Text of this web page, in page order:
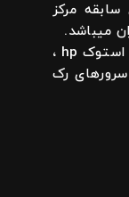
با بیش از 10 سال سابقه مرکز
میباشد.
ارائه دهنده : استوریج و سرور hp ، سرور استوک hp ،
رک